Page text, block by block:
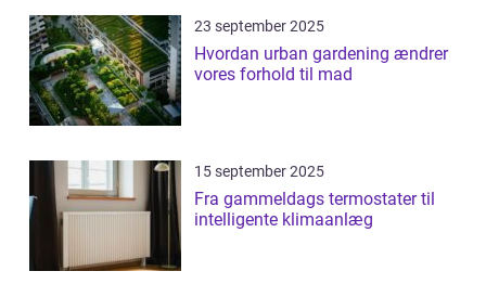
23 september 2025
Hvordan urban gardening ændrer
vores forhold til mad
15 september 2025
Fra gammeldags termostater til
intelligente klimaanlæg